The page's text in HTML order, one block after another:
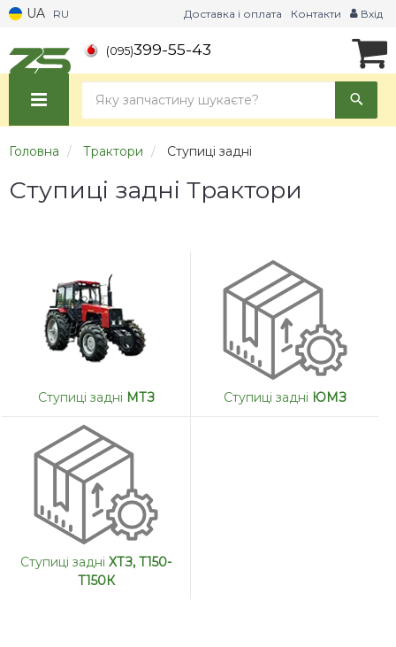
UA RU Доставка і оплата Контакти Вхід
(095)399-55-43
Головна Трактори Ступиці задні
Ступиці задні Трактори
Ступиці задні МТЗ Ступиці задні ЮМЗ
Ступиці задні ХТЗ, Т150-
Т150К